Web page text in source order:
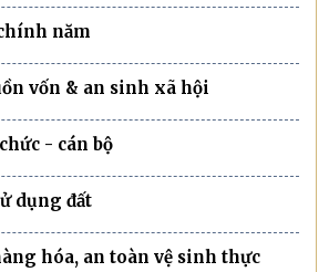
năm
vốn & an sinh xã hội
- cán bộ
dụng đất
hóa, an toàn vệ sinh thực